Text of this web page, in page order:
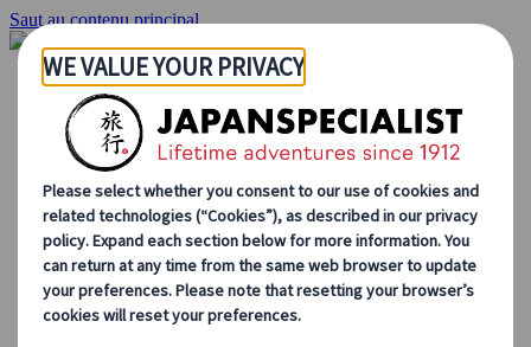
Saut au contenu principal
Accueil
Voyages
Circuits individuels
Circuits en groupe
Circuits autotours
Excursions
Voyages de groupe sur mesure
Japan Rail Pass
Découvrez notre travail
Qui sommes-nous ?
Notre équipe
Rejoignez notre équipe